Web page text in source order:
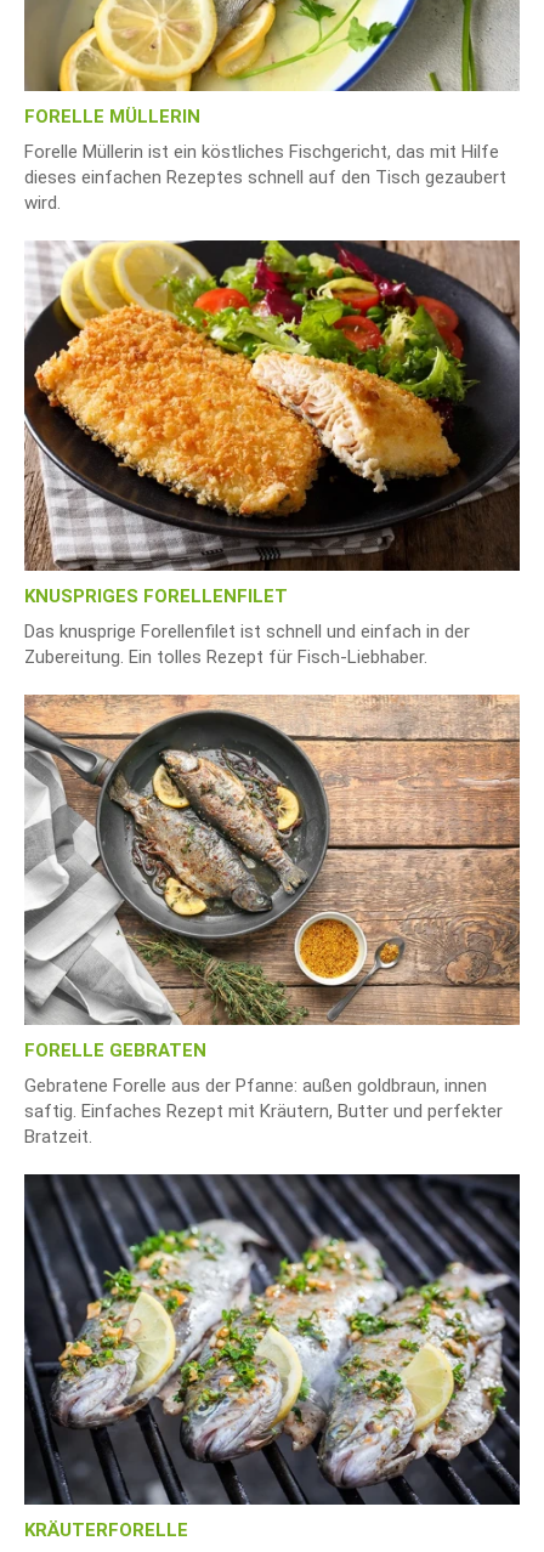
FORELLE MÜLLERIN
Forelle Müllerin ist ein köstliches Fischgericht, das mit Hilfe
dieses einfachen Rezeptes schnell auf den Tisch gezaubert
wird.
KNUSPRIGES FORELLENFILET
Das knusprige Forellenfilet ist schnell und einfach in der
Zubereitung. Ein tolles Rezept für Fisch-Liebhaber.
FORELLE GEBRATEN
Gebratene Forelle aus der Pfanne: außen goldbraun, innen
saftig. Einfaches Rezept mit Kräutern, Butter und perfekter
Bratzeit.
KRÄUTERFORELLE